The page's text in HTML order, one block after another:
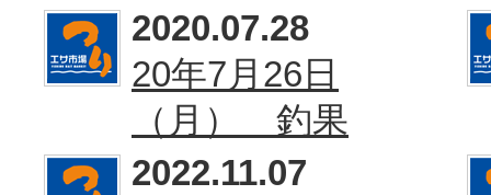
2020.07.28
20年7月26日
（月） 釣果
2022.11.07